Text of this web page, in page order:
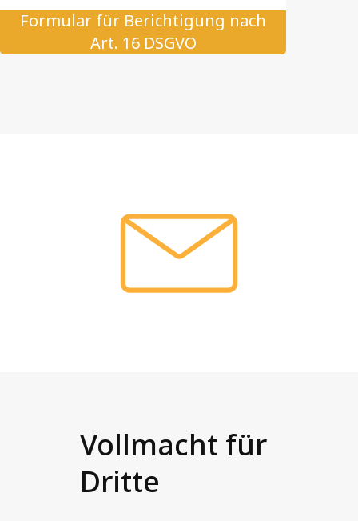
Formular für Berichtigung nach
Art. 16 DSGVO
Vollmacht für
Dritte